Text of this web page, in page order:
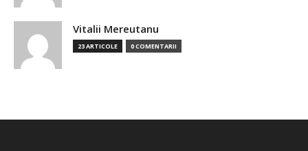
Vitalii Mereutanu
23 ARTICOLE 0 COMENTARII